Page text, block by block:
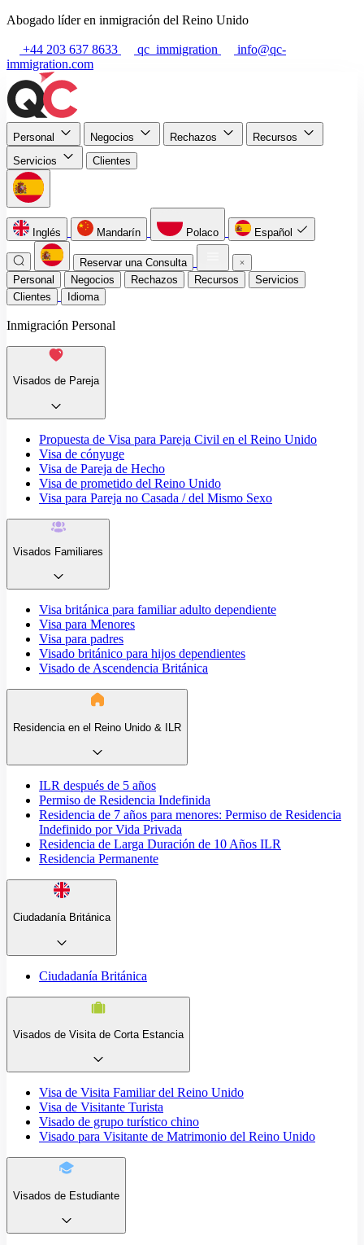
Abogado líder en inmigración del Reino Unido
+44 203 637 8633 qc_immigration
info@qc-
immigration.com
Personal Negocios Rechazos
Recursos
Servicios
Clientes
Inglés Mandarín Polaco Español
Reservar una Consulta
Personal
Negocios Rechazos Recursos
Servicios
Clientes
Idioma
Inmigración Personal
Visados de Pareja
Propuesta de Visa para Pareja Civil en el Reino Unido
Visa de cónyuge
Visa de Pareja de Hecho
Visa de prometido del Reino Unido
Visa para Pareja no Casada / del Mismo Sexo
Visados Familiares
Visa británica para familiar adulto dependiente
Visa para Menores
Visa para padres
Visado británico para hijos dependientes
Visado de Ascendencia Británica
Residencia en el Reino Unido & ILR
ILR después de 5 años
Permiso de Residencia Indefinida
Residencia de 7 años para menores: Permiso de Residencia
Indefinido por Vida Privada
Residencia de Larga Duración de 10 Años ILR
Residencia Permanente
Ciudadanía Británica
Ciudadanía Británica
Visados de Visita de Corta Estancia
Visa de Visita Familiar del Reino Unido
Visa de Visitante Turista
Visado de grupo turístico chino
Visado para Visitante de Matrimonio del Reino Unido
Visados de Estudiante